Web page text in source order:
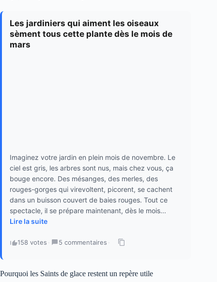
Les jardiniers qui aiment les oiseaux
sèment tous cette plante dès le mois de
mars
Imaginez votre jardin en plein mois de novembre. Le
ciel est gris, les arbres sont nus, mais chez vous, ça
bouge encore. Des mésanges, des merles, des
rouges-gorges qui virevoltent, picorent, se cachent
dans un buisson couvert de baies rouges. Tout ce
spectacle, il se prépare maintenant, dès le mois...
Lire la suite
158 votes · 5 commentaires ·
Pourquoi les Saints de glace restent un repère utile